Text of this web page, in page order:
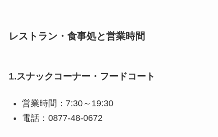
レストラン・食事処と営業時間
1.スナックコーナー・フードコート
営業時間：7:30～19:30
電話：0877-48-0672